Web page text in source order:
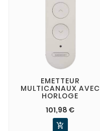
EMETTEUR
MULTICANAUX AVEC
HORLOGE
101,98 €
